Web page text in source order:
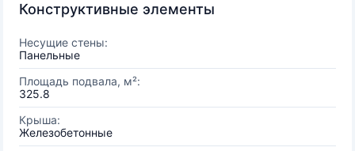
Конструктивные элементы
Несущие стены:
Панельные
Площадь подвала, м²:
325.8
Крыша:
Железобетонные